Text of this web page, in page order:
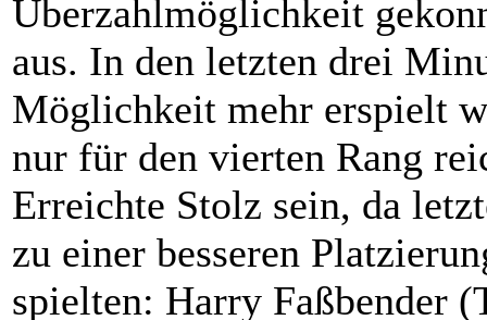
Überzahlmöglichkeit
aus. In den letzten drei
Möglichkeit mehr erspielt
nur für den vierten Rang
Erreichte Stolz sein, da
zu einer besseren
spielten: Harry Faßbender